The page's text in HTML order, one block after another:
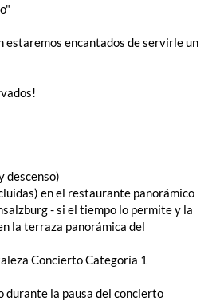
estaremos encantados de servirle un
descenso)
en el restaurante panorámico
- si el tiempo lo permite y la
la terraza panorámica del
Concierto Categoría 1
durante la pausa del concierto